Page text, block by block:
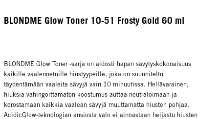
BLONDME Glow Toner 10-51 Frosty Gold 60 ml
BLONDME Glow Toner -sarja on aidosti hapan sävytyskokonaisuus
kaikille vaalennetuille hiustyypeille, joka on suunniteltu
täydentämään vaaleita sävyjä vain 10 minuutissa. Hellävarainen,
hiuksia vahingoittamaton koostumus auttaa neutraloimaan ja
korostamaan kaikkia vaalean sävyjä muuttamatta hiusten pohjaa.
AcidicGlow-teknologian ansiosta valo ei ainoastaan heijastu hiusten